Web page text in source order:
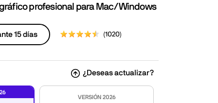
profesional para Mac/Windows
15 días (1020)
¿Deseas actualizar?
VERSIÓN 2026